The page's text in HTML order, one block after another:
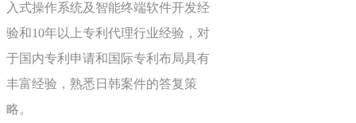
入式操作系统及智能终端软件开发经
验和10年以上专利代理行业经验，对
于国内专利申请和国际专利布局具有
丰富经验，熟悉日韩案件的答复策
略。